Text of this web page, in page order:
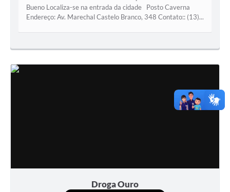
Bueno Localiza-se na entrada da cidade Posto Caverna
Endereço: Av. Marechal Castelo Branco, 348 Contato:: (13)...
Droga Ouro